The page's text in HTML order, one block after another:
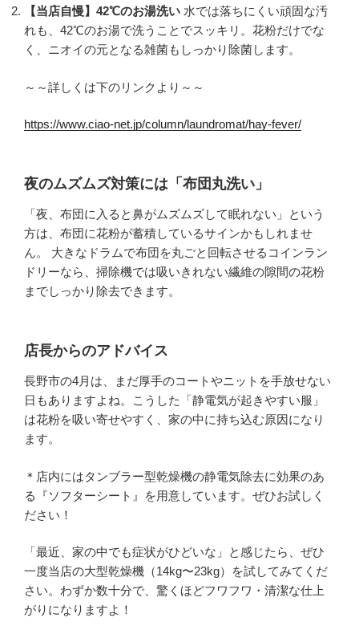
【当店自慢】42℃のお湯洗い 水では落ちにくい頑固な汚
れも、42℃のお湯で洗うことでスッキリ。花粉だけでな
く、ニオイの元となる雑菌もしっかり除菌します。
～～詳しくは下のリンクより～～
https://www.ciao-net.jp/column/laundromat/hay-fever/
夜のムズムズ対策には「布団丸洗い」
「夜、布団に入ると鼻がムズムズして眠れない」という
方は、布団に花粉が蓄積しているサインかもしれませ
ん。 大きなドラムで布団を丸ごと回転させるコインラン
ドリーなら、掃除機では吸いきれない繊維の隙間の花粉
までしっかり除去できます。
店長からのアドバイス
長野市の4月は、まだ厚手のコートやニットを手放せない
日もありますよね。こうした「静電気が起きやすい服」
は花粉を吸い寄せやすく、家の中に持ち込む原因になり
ます。
＊店内にはタンブラー型乾燥機の静電気除去に効果のあ
る『ソフターシート』を用意しています。ぜひお試しく
ださい！
「最近、家の中でも症状がひどいな」と感じたら、ぜひ
一度当店の大型乾燥機（14kg〜23kg）を試してみてくだ
さい。わずか数十分で、驚くほどフワフワ・清潔な仕上
がりになりますよ！